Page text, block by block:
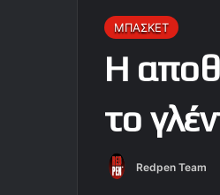
ΜΠΑΣΚΕΤ
Η
το
Redpen Team